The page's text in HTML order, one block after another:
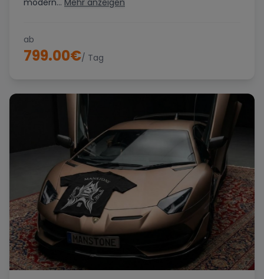
modern... Mehr anzeigen
ab
799.00€/ Tag